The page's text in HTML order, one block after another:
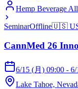
Hemp Beverage
SeminarOffline🇺🇸
CannMed 26
6/15 (月) 09:00 -
Lake Tahoe,